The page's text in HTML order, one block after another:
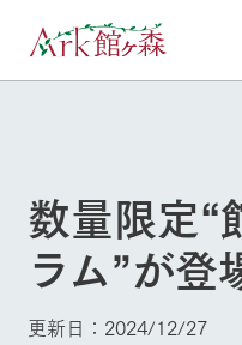
牧場へ行
く
よく見ら
今日の牧
案内
ホーム
Ark館ヶ森について
数量限定“
ラム”が登
更新日：2024/12/27